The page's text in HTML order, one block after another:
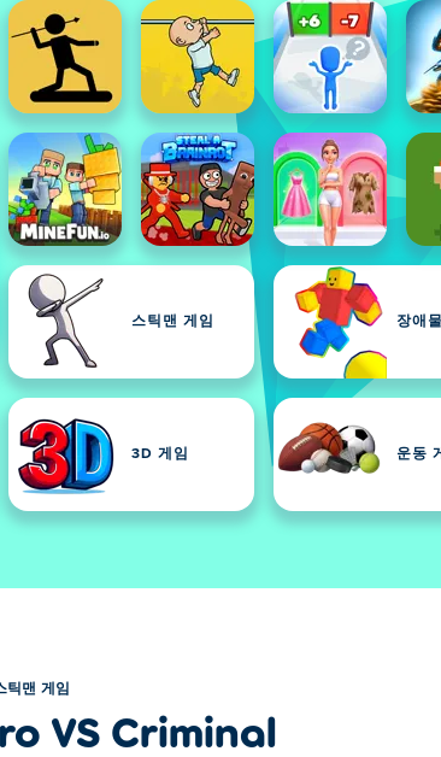
스틱맨 게임 장애
3D 게임 운동
틱맨 게임
VS Criminal